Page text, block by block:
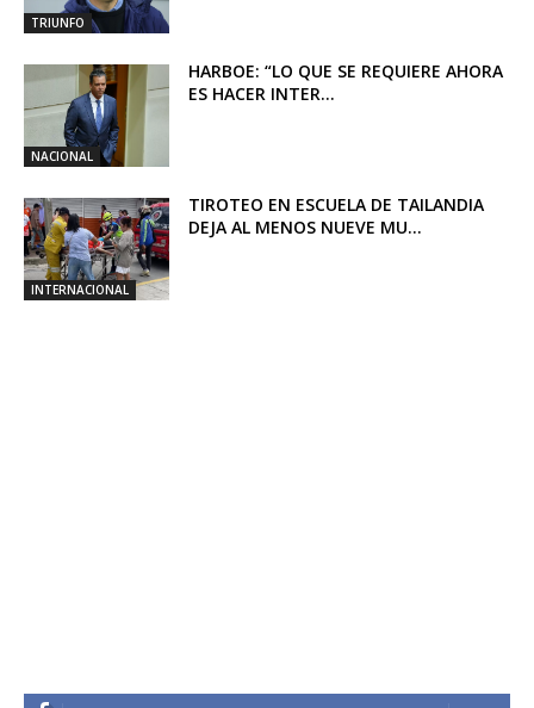
TRIUNFO
NACIONAL
HARBOE: “LO QUE SE REQUIERE AHORA
ES HACER INTER...
INTERNACIONAL
TIROTEO EN ESCUELA DE TAILANDIA
DEJA AL MENOS NUEVE MU...